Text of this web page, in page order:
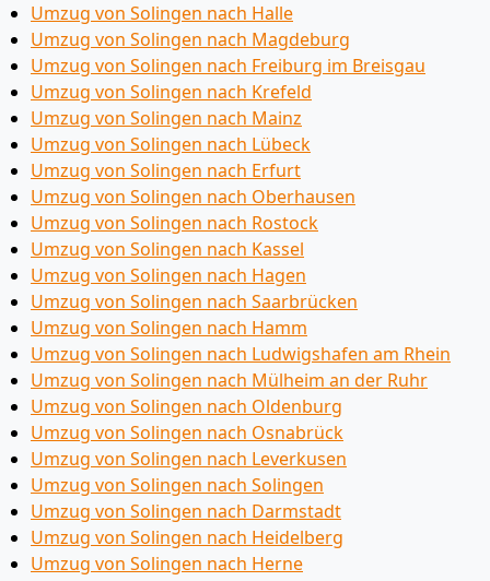
Umzug von Solingen nach Halle
Umzug von Solingen nach Magdeburg
Umzug von Solingen nach Freiburg im Breisgau
Umzug von Solingen nach Krefeld
Umzug von Solingen nach Mainz
Umzug von Solingen nach Lübeck
Umzug von Solingen nach Erfurt
Umzug von Solingen nach Oberhausen
Umzug von Solingen nach Rostock
Umzug von Solingen nach Kassel
Umzug von Solingen nach Hagen
Umzug von Solingen nach Saarbrücken
Umzug von Solingen nach Hamm
Umzug von Solingen nach Ludwigshafen am Rhein
Umzug von Solingen nach Mülheim an der Ruhr
Umzug von Solingen nach Oldenburg
Umzug von Solingen nach Osnabrück
Umzug von Solingen nach Leverkusen
Umzug von Solingen nach Solingen
Umzug von Solingen nach Darmstadt
Umzug von Solingen nach Heidelberg
Umzug von Solingen nach Herne